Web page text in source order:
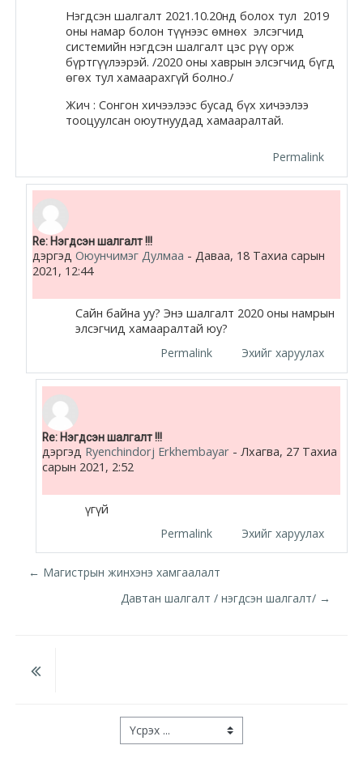
Moodle.com
жишээ 2
Moodle
community
Moodle
free support
Moodle
development
Moodle
Docs
Moodle.com
Нэгдсэн шалгалт 2021.10.20нд болох тул 2019
оны намар болон түүнээс өмнөх элсэгчид
системийн нэгдсэн шалгалт цэс рүү орж
бүртгүүлээрэй. /2020 оны хаврын элсэгчид бүгд
өгөх тул хамаарахгүй болно./
Жич : Сонгон хичээлээс бусад бүх хичээлээ
тооцуулсан оюутнуудад хамааралтай.
Permalink
In reply to Мөнхтүшиг Мягмансүрэн
Re: Нэгдсэн шалгалт !!!
дэргэдОюунчимэг Дулмаа -Даваа, 18 Тахиа сарын
2021, 12:44
Сайн байна уу? Энэ шалгалт 2020 оны намрын
элсэгчид хамааралтай юу?
Permalink
Эхийг харуулах
In reply to Оюунчимэг Дулмаа
Re: Нэгдсэн шалгалт !!!
дэргэд Ryenchindorj Erkhembayar -Лхагва, 27 Тахиа
сарын 2021, 2:52
үгүй
Permalink
Эхийг харуулах
← Магистрын жинхэнэ хамгаалалт
Давтан шалгалт / нэгдсэн шалгалт/ →
Үсрэх ...